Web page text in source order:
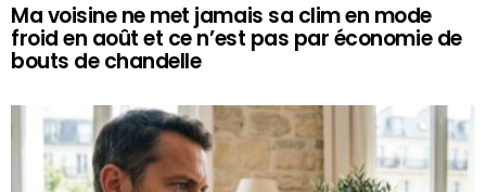
Ma voisine ne met jamais sa clim en mode
froid en août et ce n’est pas par économie de
bouts de chandelle